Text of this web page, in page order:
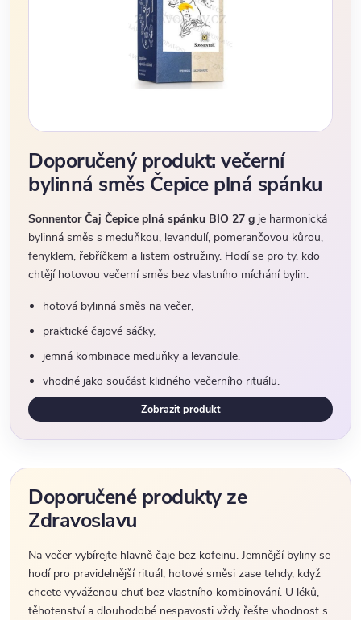
Doporučený produkt: večerní
bylinná směs Čepice plná spánku
Sonnentor Čaj Čepice plná spánku BIO 27 g je harmonická
bylinná směs s meduňkou, levandulí, pomerančovou kůrou,
fenyklem, řebříčkem a listem ostružiny. Hodí se pro ty, kdo
chtějí hotovou večerní směs bez vlastního míchání bylin.
hotová bylinná směs na večer,
praktické čajové sáčky,
jemná kombinace meduňky a levandule,
vhodné jako součást klidného večerního rituálu.
Zobrazit produkt
Doporučené produkty ze
Zdravoslavu
Na večer vybírejte hlavně čaje bez kofeinu. Jemnější byliny se
hodí pro pravidelnější rituál, hotové směsi zase tehdy, když
chcete vyváženou chuť bez vlastního kombinování. U léků,
těhotenství a dlouhodobé nespavosti vždy řešte vhodnost s